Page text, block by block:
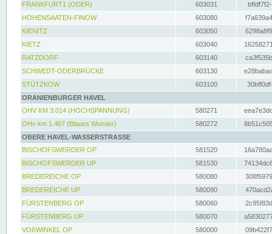
FRANKFURT1 (ODER)
603031
HOHENSAATEN-FINOW
603080
KIENITZ
603050
KIETZ
603040
RATZDORF
603140
SCHWEDT-ODERBRÜCKE
603130
STÜTZKOW
603100
ORANIENBURGER HAVEL
OHV KM 3.014 (HOCHSPANNUNG)
580271
OHv km 1.467 (Blaues Wunder)
580272
OBERE HAVEL-WASSERSTRASSE
BISCHOFSWERDER OP
581520
BISCHOFSWERDER UP
581530
BREDEREICHE OP
580080
BREDEREICHE UP
580090
FÜRSTENBERG OP
580060
FÜRSTENBERG UP
580070
VOßWINKEL OP
580000